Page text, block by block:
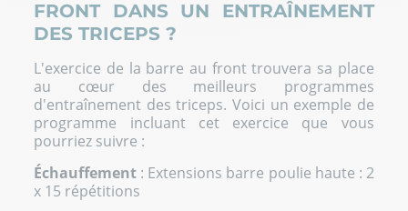
FRONT DANS UN ENTRAÎNEMENT
DES TRICEPS ?
L'exercice de la barre au front trouvera sa place
au cœur des meilleurs programmes
d'entraînement des triceps. Voici un exemple de
programme incluant cet exercice que vous
pourriez suivre :
Échauffement : Extensions barre poulie haute : 2
x 15 répétitions